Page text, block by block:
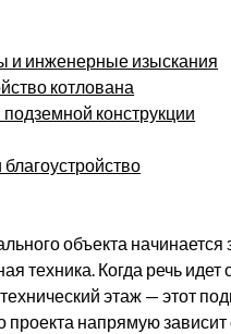
и инженерные изыскания
котлована
конструкции
объекта начинается
техника. Когда речь
этаж — этот
проекта напрямую